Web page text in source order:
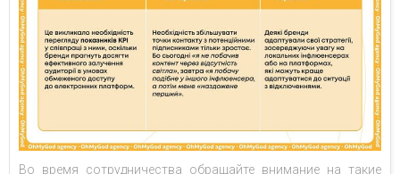
Во время сотрудничества обращайте внимание на такие